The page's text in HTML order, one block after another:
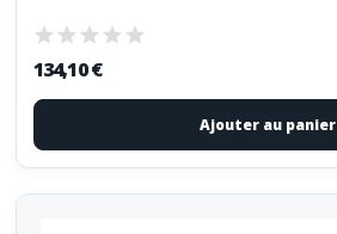
134,10 €
Ajouter au panier